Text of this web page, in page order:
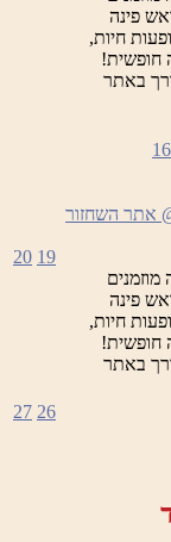
פינה
חיות,
חופשית!
סיור מודרך באתר
פינה
חיות,
חופשית!
סיור מודרך באתר
19
20
26
27